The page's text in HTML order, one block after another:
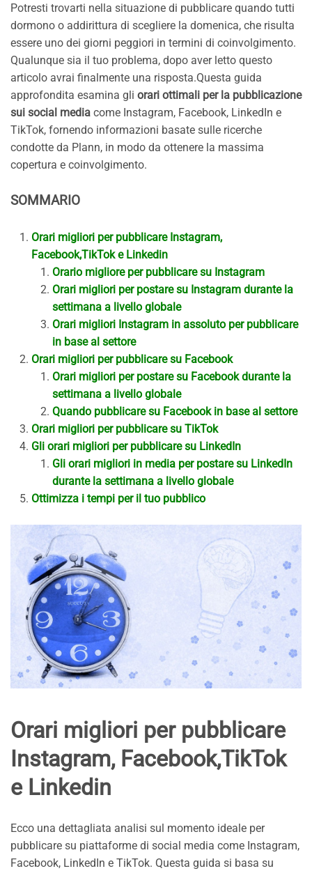
Potresti trovarti nella situazione di pubblicare quando tutti
dormono o addirittura di scegliere la domenica, che risulta
essere uno dei giorni peggiori in termini di coinvolgimento.
Qualunque sia il tuo problema, dopo aver letto questo
articolo avrai finalmente una risposta.Questa guida
approfondita esamina gli orari ottimali per la pubblicazione
sui social media come Instagram, Facebook, LinkedIn e
TikTok, fornendo informazioni basate sulle ricerche
condotte da Plann, in modo da ottenere la massima
copertura e coinvolgimento.
SOMMARIO
Orari migliori per pubblicare Instagram,
Facebook,TikTok e Linkedin
Orario migliore per pubblicare su Instagram
Orari migliori per postare su Instagram durante la
settimana a livello globale
Orari migliori Instagram in assoluto per pubblicare
in base al settore
Orari migliori per pubblicare su Facebook
Orari migliori per postare su Facebook durante la
settimana a livello globale
Quando pubblicare su Facebook in base al settore
Orari migliori per pubblicare su TikTok
Gli orari migliori per pubblicare su LinkedIn
Gli orari migliori in media per postare su LinkedIn
durante la settimana a livello globale
Ottimizza i tempi per il tuo pubblico
Orari migliori per pubblicare
Instagram, Facebook,TikTok
e Linkedin
Ecco una dettagliata analisi sul momento ideale per
pubblicare su piattaforme di social media come Instagram,
Facebook, LinkedIn e TikTok. Questa guida si basa su